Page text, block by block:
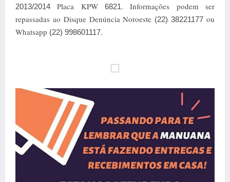
2013/2014 Placa KPW 6821. Informações podem ser
repassadas ao Disque Denúncia Noroeste (22) 38221177 ou
Whatsapp (22) 998601117.